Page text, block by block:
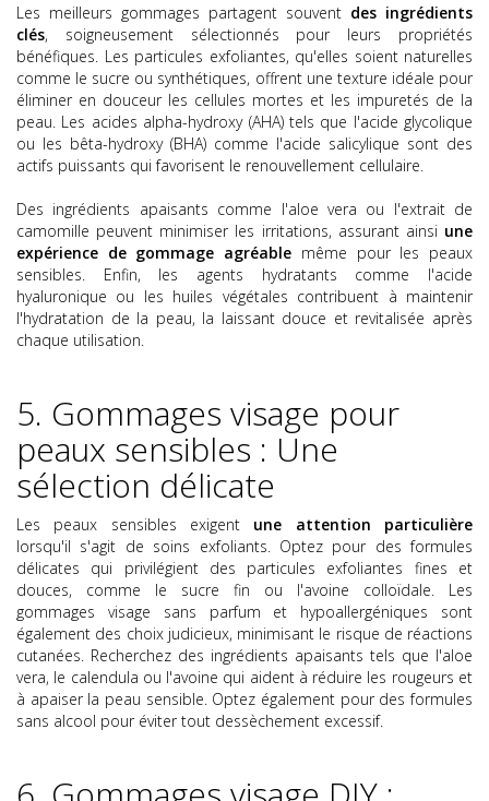
Les meilleurs gommages partagent souvent des ingrédients
clés, soigneusement sélectionnés pour leurs propriétés
bénéfiques. Les particules exfoliantes, qu'elles soient naturelles
comme le sucre ou synthétiques, offrent une texture idéale pour
éliminer en douceur les cellules mortes et les impuretés de la
peau. Les acides alpha-hydroxy (AHA) tels que l'acide glycolique
ou les bêta-hydroxy (BHA) comme l'acide salicylique sont des
actifs puissants qui favorisent le renouvellement cellulaire.
Des ingrédients apaisants comme l'aloe vera ou l'extrait de
camomille peuvent minimiser les irritations, assurant ainsi une
expérience de gommage agréable même pour les peaux
sensibles. Enfin, les agents hydratants comme l'acide
hyaluronique ou les huiles végétales contribuent à maintenir
l'hydratation de la peau, la laissant douce et revitalisée après
chaque utilisation.
5. Gommages visage pour
peaux sensibles : Une
sélection délicate
Les peaux sensibles exigent une attention particulière
lorsqu'il s'agit de soins exfoliants. Optez pour des formules
délicates qui privilégient des particules exfoliantes fines et
douces, comme le sucre fin ou l'avoine colloïdale. Les
gommages visage sans parfum et hypoallergéniques sont
également des choix judicieux, minimisant le risque de réactions
cutanées. Recherchez des ingrédients apaisants tels que l'aloe
vera, le calendula ou l'avoine qui aident à réduire les rougeurs et
à apaiser la peau sensible. Optez également pour des formules
sans alcool pour éviter tout dessèchement excessif.